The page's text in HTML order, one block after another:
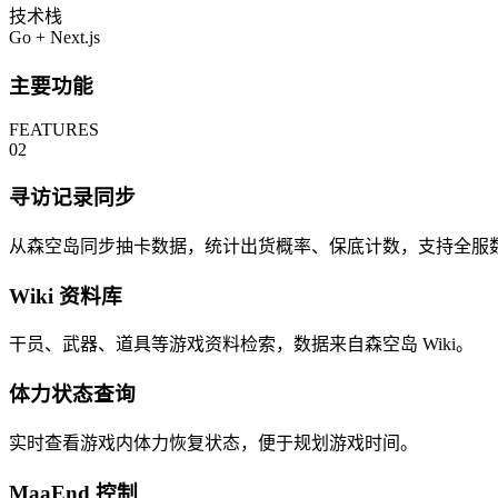
技术栈
Go + Next.js
主要功能
FEATURES
02
寻访记录同步
从森空岛同步抽卡数据，统计出货概率、保底计数，支持全服
Wiki 资料库
干员、武器、道具等游戏资料检索，数据来自森空岛 Wiki。
体力状态查询
实时查看游戏内体力恢复状态，便于规划游戏时间。
MaaEnd 控制